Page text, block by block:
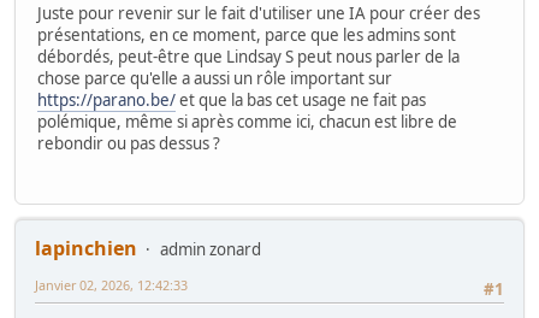
Juste pour revenir sur le fait d'utiliser une IA pour créer des
présentations, en ce moment, parce que les admins sont
débordés, peut-être que Lindsay S peut nous parler de la
chose parce qu'elle a aussi un rôle important sur
https://parano.be/et que la bas cet usage ne fait pas
polémique, même si après comme ici, chacun est libre de
rebondir ou pas dessus ?
lapinchien
admin zonard
#1
Janvier 02, 2026, 12:42:33